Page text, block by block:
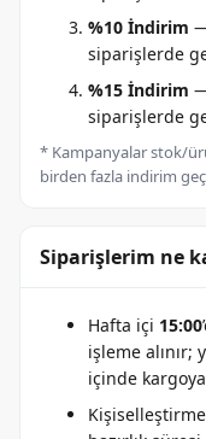
%10 İndirim
siparişlerde
%15 İndirim
siparişlerde
* Kampanyalar stok/
birden fazla indirim
Siparişlerim ne
Hafta içi 15:00
işleme alınır;
içinde